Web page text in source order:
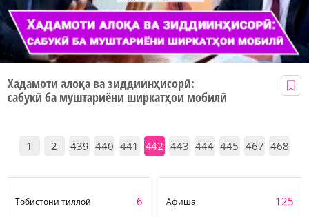
Хадамоти алоқа ва зиддиинҳисорӣ:
сабукӣ ба муштариёни ширкатҳои мобилӣ
1 2 439 440 441 442 443 444 445 467 468
Тобистони тиллоӣ 6 Афиша 125